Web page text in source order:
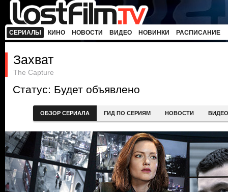
СЕРИАЛЫ КИНО НОВОСТИ ВИДЕО НОВИНКИ РАСПИСАНИЕ
Захват
The Capture
Статус: Будет объявлено
ОБЗОР СЕРИАЛА ГИД ПО СЕРИЯМ НОВОСТИ ВИДЕО